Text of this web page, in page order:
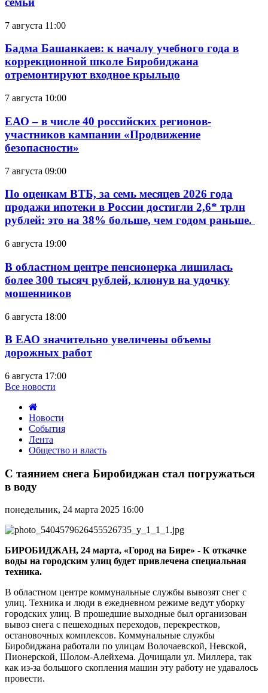
7 августа 11:00
Бадма Башанкаев: к началу учебного года в
коррекционной школе Биробиджана
отремонтируют входное крыльцо
7 августа 10:00
ЕАО – в числе 40 российских регионов-
участников кампании «Продвижение
безопасности»
7 августа 09:00
По оценкам ВТБ, за семь месяцев 2026 года
продажи ипотеки в России достигли 2,6* трлн
рублей: это на 38% больше, чем годом раньше.
6 августа 19:00
В областном центре пенсионерка лишилась
более 300 тысяч рублей, клюнув на удочку
мошенников
6 августа 18:00
В ЕАО значительно увеличены объемы
дорожных работ
6 августа 17:00
Все новости
Новости
События
Лента
Общество и власть
таянием
Биробиджан
погружаться
в
воду
С таянием снега Биробиджан стал погружаться
в воду
понедельник, 24 марта 2025 16:00
БИРОБИДЖАН, 24 марта, «Город на Бире» - К откачке
воды на городским улиц будет привлечена специальная
техника.
В областном центре коммунальные службы вывозят снег с
улиц. Техника и люди в ежедневном режиме ведут уборку
городских улиц. В прошедшие выходные был организован
вывоз снега с пешеходных переходов, перекрестков,
остановочных комплексов. Коммунальные службы
Биробиджана работали по улицам Волочаевской, Невской,
Пионерской, Шолом-Алейхема. Дочищали ул. Миллера, так
как из-за большого скопления машин эту работу не удавалось
провести.